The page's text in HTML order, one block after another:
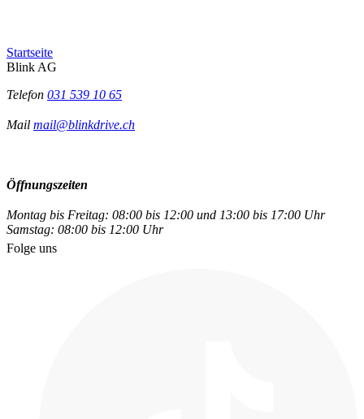
Startseite
Blink AG
Telefon 031 539 10 65
Mail mail@blinkdrive.ch
Öffnungszeiten
Montag bis Freitag: 08:00 bis 12:00 und 13:00 bis 17:00 Uhr
Samstag: 08:00 bis 12:00 Uhr
Folge uns